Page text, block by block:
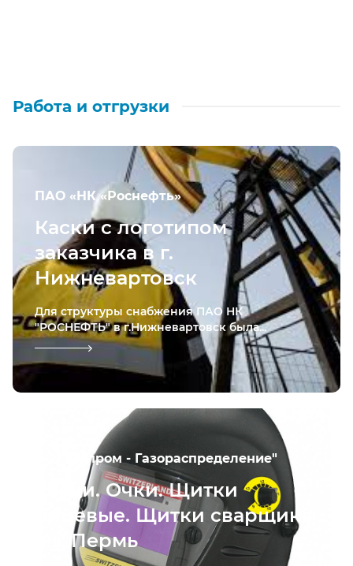
Работа и отгрузки
ПАО «НК «Роснефть»
Каски с логотипом
заказчика в г.
Нижневартовск
Для структуры снабжения ПАО НК
"РОСНЕФТЬ" в г.Нижневартовск была...
АО "Газпром - Газораспределение"
Каски. Очки. Щитки
лицевые. Щитки сварщика
в г. Пермь